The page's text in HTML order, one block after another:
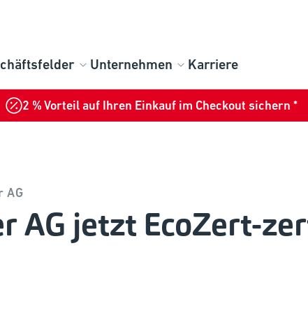
Unternehmen Karriere
2 % Vorteil auf Ihren Einkauf im Checkout sichern *
AG
AG jetzt EcoZert-